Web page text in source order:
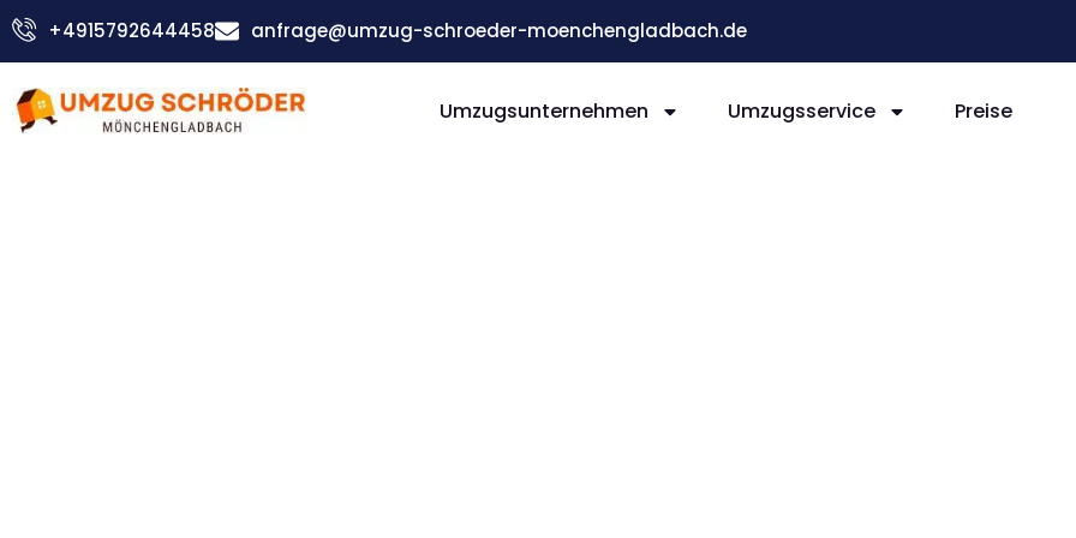
Zum
Inhalt
+4915792644458 anfrage@umzug-schroeder-moenchengladbach.de
Umzugsunternehmen Umzugsservice Preise